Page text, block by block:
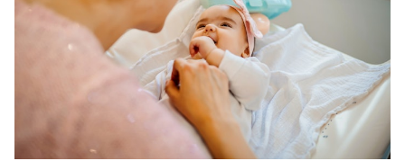
vấn mua)
Sản Phẩm Gợi Ý Từ Chuyên Gia
Các Kiến Thức Về Cách Dùng Khăn Giấy Ướt Cho Trẻ Sơ Sinh - Tư
Nếu Bé Bị Kích Ứng Khi Dùng Thì Nên Xử Trí Như Thế Nào?